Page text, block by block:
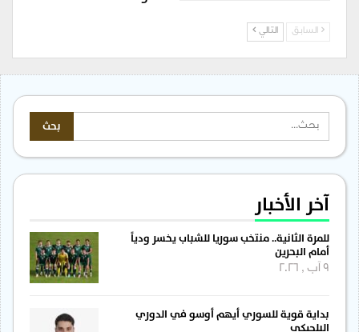
السابق التالي
آخر الأخبار
للمرة الثانية.. منتخب سوريا للشباب يخسر ودياً
أمام البحرين
بداية قوية للسوري أيهم أوسو في الدوري
البلجيكي